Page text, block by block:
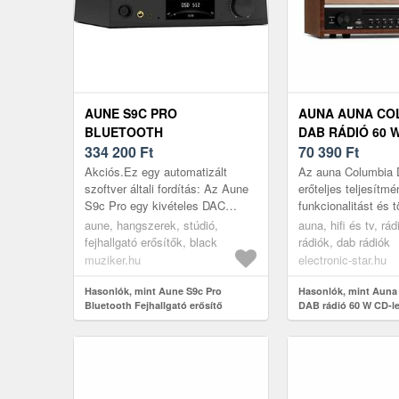
AUNE S9C PRO
BLUETOOTH
FEJHALLGATÓ ERŐSÍTŐ
334 200 Ft
Akciós.Ez egy automatizált
szoftver általi fordítás: Az Aune
S9c Pro egy kivételes DAC
fejhallgató-erősítővel, amely
lenyűgöz innovatív funkcióival és
els...
aune, hangszerek, stúdió,
fejhallgató erősítők, black
muziker.hu
Hasonlók, mint Aune S9c Pro
Bluetooth Fejhallgató erősítő
AUNA AUNA
DAB RÁDIÓ 60
LEJÁTSZÓ
USB FELVÉTEL
BLUETOOTH
70 390 Ft
Az auna Columbia
erőteljes
funkcionalitást és
megformált
otthonodba.Az
auna, hifi és tv,
rádiók, dab rádiók
electronic-star.hu
Hasonlók, mint
DAB rádió 60 W CD-
DAB+/FM tuner USB
Bluetooth